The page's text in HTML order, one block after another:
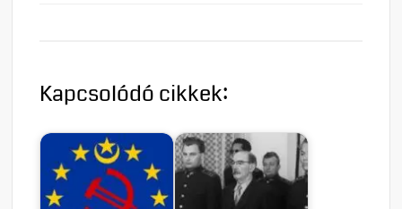
Kapcsolódó cikkek: